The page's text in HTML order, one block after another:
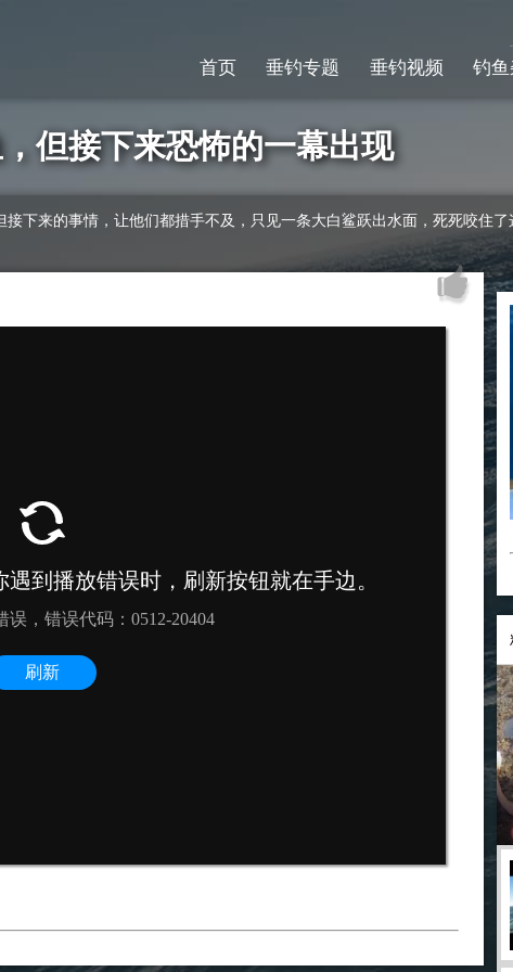
首页 垂钓专题 垂钓视频 钓
但接下来恐怖的一幕出现
下来的事情，让他们都措手不及，只见一条大白鲨跃出水面，死死咬住
[